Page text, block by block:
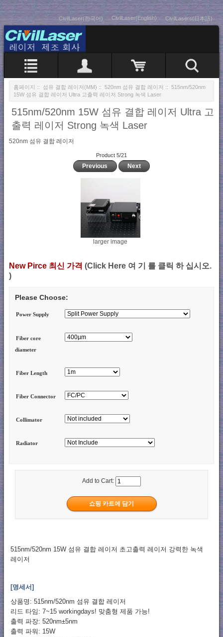
CivilLaser(한국어) CivilLaser(English) CivilLasers(日本語)
홈페이지 :: 섬유 결합 레이저(MM) :: 520nm 섬유 결합 레이저 :: 515nm/520nm
15W 섬유 결합 레이저 Ultra 고출력 레이저 Strong 녹색 Laser
515nm/520nm 15W 섬유 결합 레이저 Ultra 고
출력 레이저 Strong 녹색 Laser
520nm 섬유 결합 레이저
Product 5/21
Previous Next
larger image
New Pirce 최신 가격 (Click Here 여 기 를 클릭 하 십시오.
)
Please Choose:
Power Supply
Fiber core
diameter
Fiber Length
Fiber Connector
Collimator
Radiator
Add to Cart:
515nm/520nm 15W 섬유 결합 레이저 초고출력 레이저 강력한 녹색
레이저
[명세서]
상품명: 515nm/520nm 섬유 결합 레이저
리드 타임: 7~15 workingdays! 맞춤형 제품 가능!
출력 파장: 520nm±5nm
출력 파워: 15W